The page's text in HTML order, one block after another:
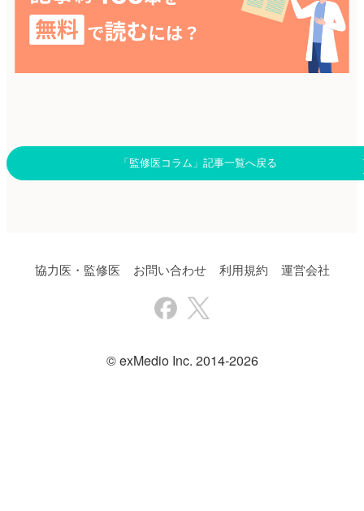
「監修医コラム」記事一覧へ戻る
© exMedio Inc. 2014-2026
協力医・監修医 お問い合わせ 利用規約 運営会社